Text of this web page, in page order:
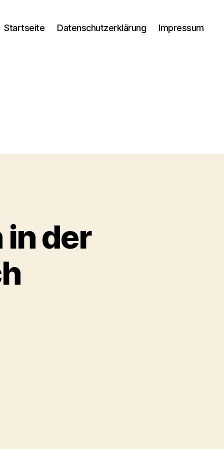
Startseite Datenschutzerklärung Impressum
der